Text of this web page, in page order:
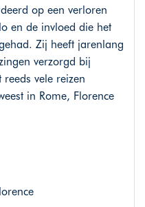
op een verloren
en de invloed die het
Zij heeft jarenlang
verzorgd bij
reeds vele reizen
in Rome, Florence